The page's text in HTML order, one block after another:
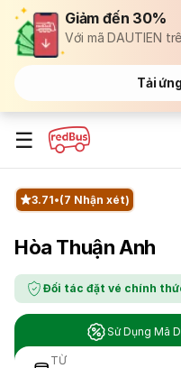
Giảm đến 30%
Với mã DAUTIEN
Tải
☰
3.71 (7 Nhận xét)
Hòa Thuận Anh
Đối tác đặt vé chính
Sử Dụng Mã
TỪ